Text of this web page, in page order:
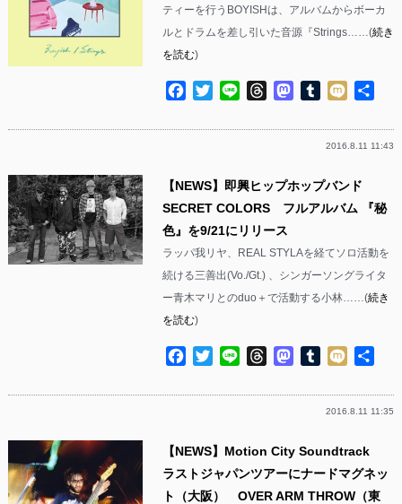
ティーを行うBOYISHは、アルバムからボーカ
ルとドラムを差し引いた音源『Strings……(続き
を読む)
Facebook
TwitterLine ThreadsMastodon
Tumblr
Mixi
2016.8.11 11:43
【NEWS】即興ヒップホップバンド
SECRET COLORS フルアルバム 『秘
色』を9/21にリリース
ラッパ我リヤ、REAL STYLAを経てソロ活動を
続ける三善出(Vo./Gt.) 、シンガーソングライタ
ー青木マリとのduo＋で活動する小林……(続き
を読む)
Facebook
TwitterLine ThreadsMastodon
Tumblr
Mixi
2016.8.11 11:35
【NEWS】Motion City Soundtrack
ラストジャパンツアーにナードマグネッ
ト（大阪） OVER ARM THROW（東